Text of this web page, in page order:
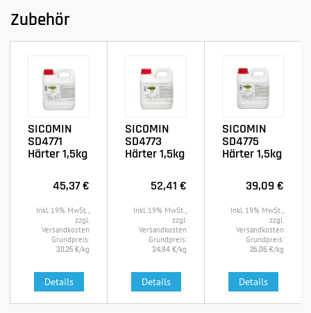
Zubehör
SICOMIN
SD4771
Härter 1,5kg
45,37 €
Inkl. 19% MwSt.,
zzgl.
Versandkosten
Grundpreis:
30,25 €/kg
Details
SICOMIN
SD4773
Härter 1,5kg
52,41 €
Inkl. 19% MwSt.,
zzgl.
Versandkosten
Grundpreis:
34,94 €/kg
Details
SICOMIN
SD4775
Härter 1,5kg
39,09 €
Inkl. 19% MwSt.,
zzgl.
Versandkosten
Grundpreis:
26,06 €/kg
Details